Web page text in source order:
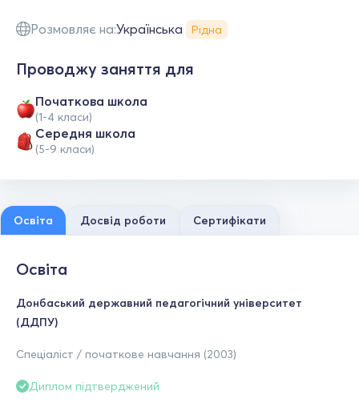
Розмовляє на:Українська Рідна
Проводжу заняття для
Початкова школа
(1-4 класи)
Середня школа
(5-9 класи)
Освіта Досвід роботи Сертифікати
Освіта
Донбаський державний педагогічний університет
(ДДПУ)
Спеціаліст / початкове навчання (2003)
Диплом підтверджений